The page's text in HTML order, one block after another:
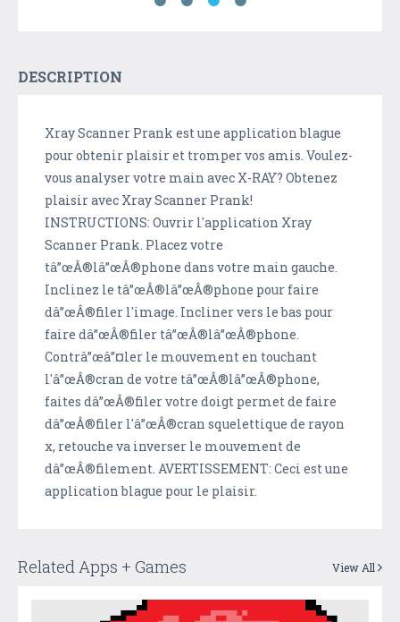
DESCRIPTION
Xray Scanner Prank est une application blague
pour obtenir plaisir et tromper vos amis. Voulez-
vous analyser votre main avec X-RAY? Obtenez
plaisir avec Xray Scanner Prank!
INSTRUCTIONS: Ouvrir l'application Xray
Scanner Prank. Placez votre
tâ”œÂ®lâ”œÂ®phone dans votre main gauche.
Inclinez le tâ”œÂ®lâ”œÂ®phone pour faire
dâ”œÂ®filer l'image. Incliner vers le bas pour
faire dâ”œÂ®filer tâ”œÂ®lâ”œÂ®phone.
Contrâ”œâ”¤ler le mouvement en touchant
l'â”œÂ®cran de votre tâ”œÂ®lâ”œÂ®phone,
faites dâ”œÂ®filer votre doigt permet de faire
dâ”œÂ®filer l'â”œÂ®cran squelettique de rayon
x, retouche va inverser le mouvement de
dâ”œÂ®filement. AVERTISSEMENT: Ceci est une
application blague pour le plaisir.
Related Apps + Games View All